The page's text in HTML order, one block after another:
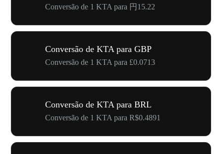
Conversão de 1 KTA para 円15.22
Conversão de KTA para GBP
Conversão de 1 KTA para £0.0713
Conversão de KTA para BRL
Conversão de 1 KTA para R$0.4891